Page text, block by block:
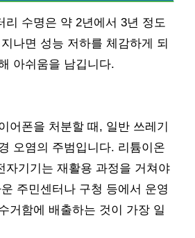
리 수명은 약 2년에서 3년 정도
나면 성능 저하를 체감하게 되
아쉬움을 남깁니다.
어폰을 처분할 때, 일반 쓰레기
오염의 주범입니다. 리튬이온
자기기는 재활용 과정을 거쳐야
주민센터나 구청 등에서 운영
거함에 배출하는 것이 가장 일